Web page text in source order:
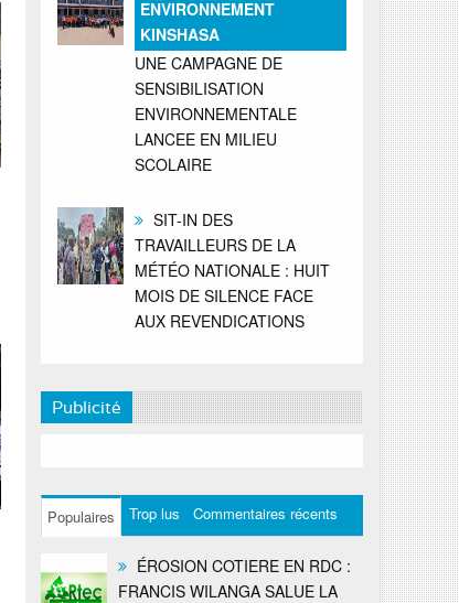
ENVIRONNEMENT
KINSHASA
UNE CAMPAGNE DE
SENSIBILISATION
ENVIRONNEMENTALE
LANCEE EN MILIEU
SCOLAIRE
SIT-IN DES
TRAVAILLEURS DE LA
MÉTÉO NATIONALE : HUIT
MOIS DE SILENCE FACE
AUX REVENDICATIONS
Publicité
Populaires Trop lus Commentaires récents
ÉROSION COTIERE EN RDC :
FRANCIS WILANGA SALUE LA